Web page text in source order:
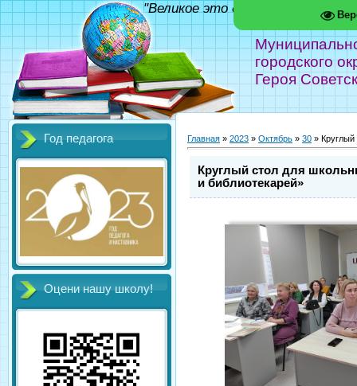
городского
Героя
"Великое это дело - школа!"
Год педагога
Оцени нашу школу!
Главная » 2023 » Октябрь » 30 » Круглый
Круглый стол для
и библиотекарей»